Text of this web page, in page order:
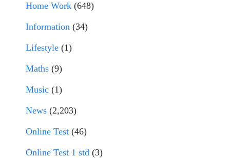
Home Work (648)
Information (34)
Lifestyle (1)
Maths (9)
Music (1)
News (2,203)
Online Test (46)
Online Test 1 std (3)